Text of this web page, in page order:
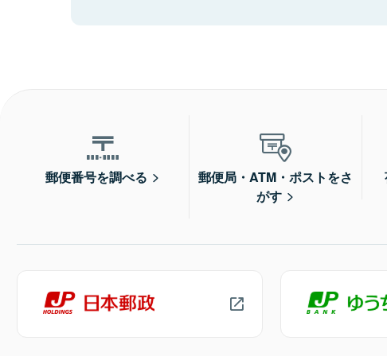
郵便番号を調べる
郵便局・ATM・ポストをさ
がす